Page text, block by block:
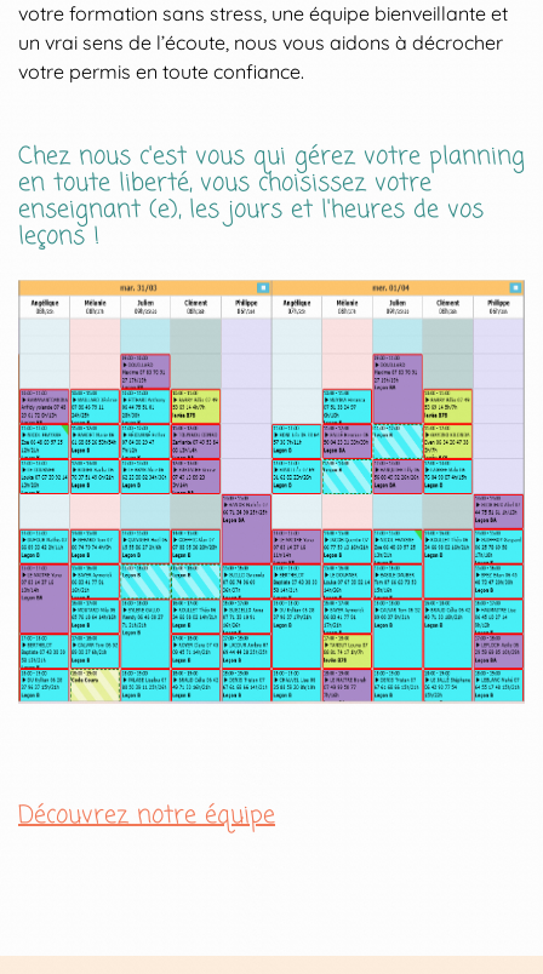
votre formation sans stress, une équipe bienveillante et
un vrai sens de l’écoute, nous vous aidons à décrocher
votre permis en toute confiance.
Chez nous c'est vous qui gérez votre planning
en toute liberté, vous choisissez votre
enseignant (e), les jours et l'heures de vos
leçons !
Découvrez notre équipe